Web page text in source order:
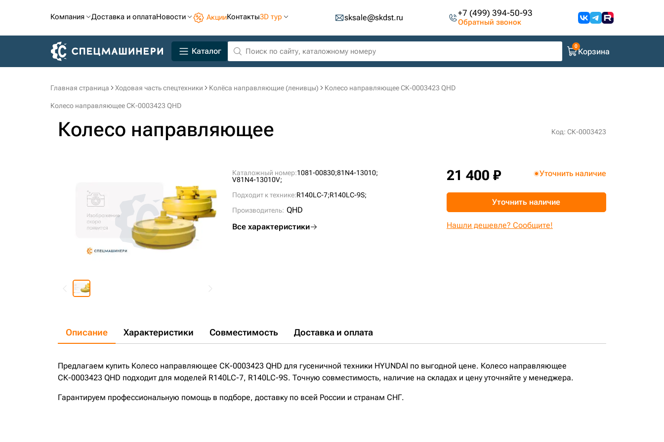
Компания Доставка и оплатаНовости АкцииКонтакты3D тур sksale@skdst.ru +7 (499) 394-50-93
Обратный звонок
Каталог Корзина
Главная страница Ходовая часть спецтехники Колёса направляющие (ленивцы) Колесо направляющее СК-0003423 QHD
Колесо направляющее СК-0003423 QHD
Колесо направляющее Код: СК-0003423
Каталожный номер:1081-00830;81N4-13010;
V81N4-13010V;
Подходит к технике:R140LC-7;R140LC-9S;
Производитель: QHD
Все характеристики
21 400 ₽ Уточнить наличие
Уточнить наличие
Нашли дешевле? Сообщите!
Описание Характеристики Совместимость Доставка и оплата
Предлагаем купить Колесо направляющее СК-0003423 QHD для гусеничной техники HYUNDAI по выгодной цене. Колесо направляющее
СК-0003423 QHD подходит для моделей R140LC-7, R140LC-9S. Точную совместимость, наличие на складах и цену уточняйте у менеджера.
Гарантируем профессиональную помощь в подборе, доставку по всей России и странам СНГ.